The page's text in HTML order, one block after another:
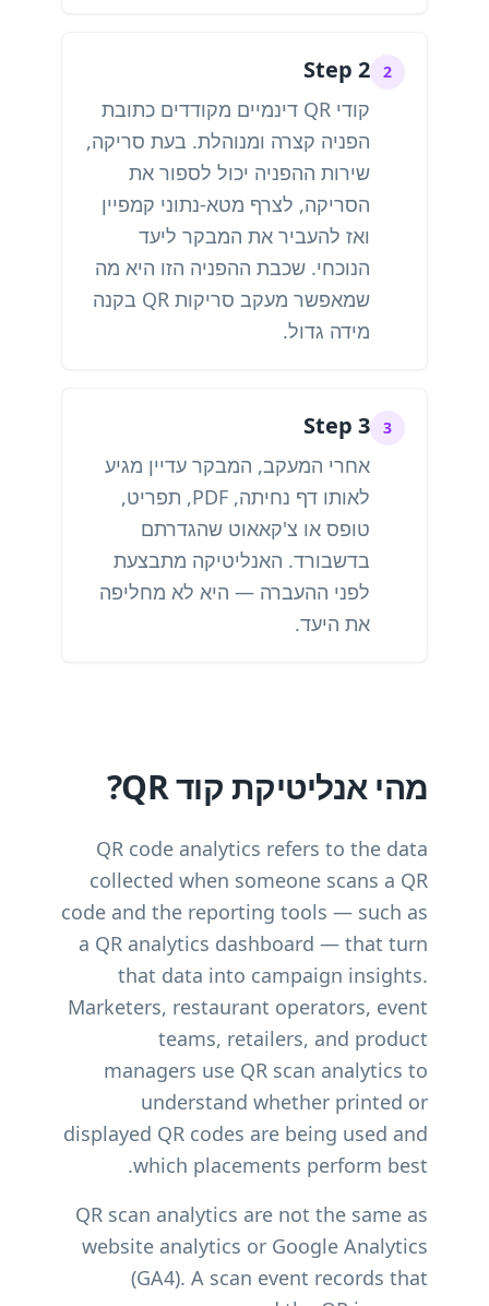
2
Step 2
קודי QR דינמיים מקודדים כתובת
הפניה קצרה ומנוהלת. בעת סריקה,
שירות ההפניה יכול לספור את
הסריקה, לצרף מטא-נתוני קמפיין
ואז להעביר את המבקר ליעד
הנוכחי. שכבת ההפניה הזו היא מה
שמאפשר מעקב סריקות QR בקנה
מידה גדול.
3
Step 3
אחרי המעקב, המבקר עדיין מגיע
לאותו דף נחיתה, PDF, תפריט,
טופס או צ'קאאוט שהגדרתם
בדשבורד. האנליטיקה מתבצעת
לפני ההעברה — היא לא מחליפה
את היעד.
מהי אנליטיקת קוד QR?
QR code analytics refers to the data
collected when someone scans a QR
code and the reporting tools — such as
a QR analytics dashboard — that turn
that data into campaign insights.
Marketers, restaurant operators, event
teams, retailers, and product
managers use QR scan analytics to
understand whether printed or
displayed QR codes are being used and
which placements perform best.
QR scan analytics are not the same as
website analytics or Google Analytics
(GA4). A scan event records that